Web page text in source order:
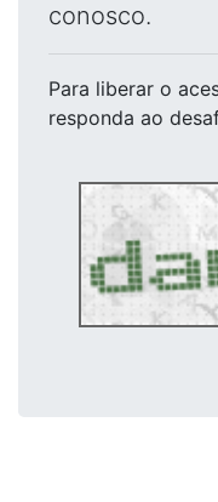
conosco.
Para liberar o
responda ao